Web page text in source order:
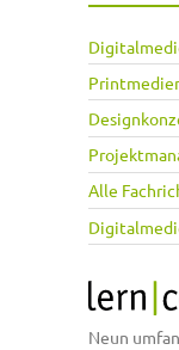
Alle
Neun